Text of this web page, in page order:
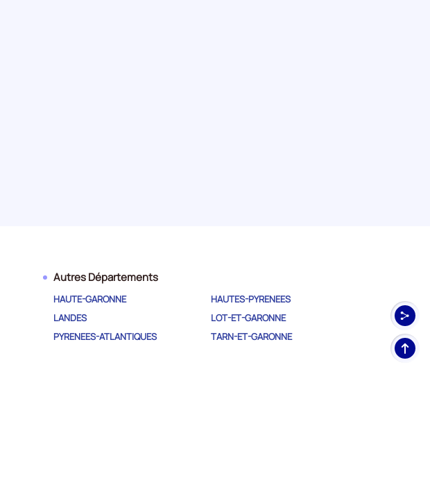
Autres Départements
HAUTE-GARONNE
HAUTES-PYRENEES
LANDES
LOT-ET-GARONNE
PYRENEES-ATLANTIQUES
TARN-ET-GARONNE
Haut
de